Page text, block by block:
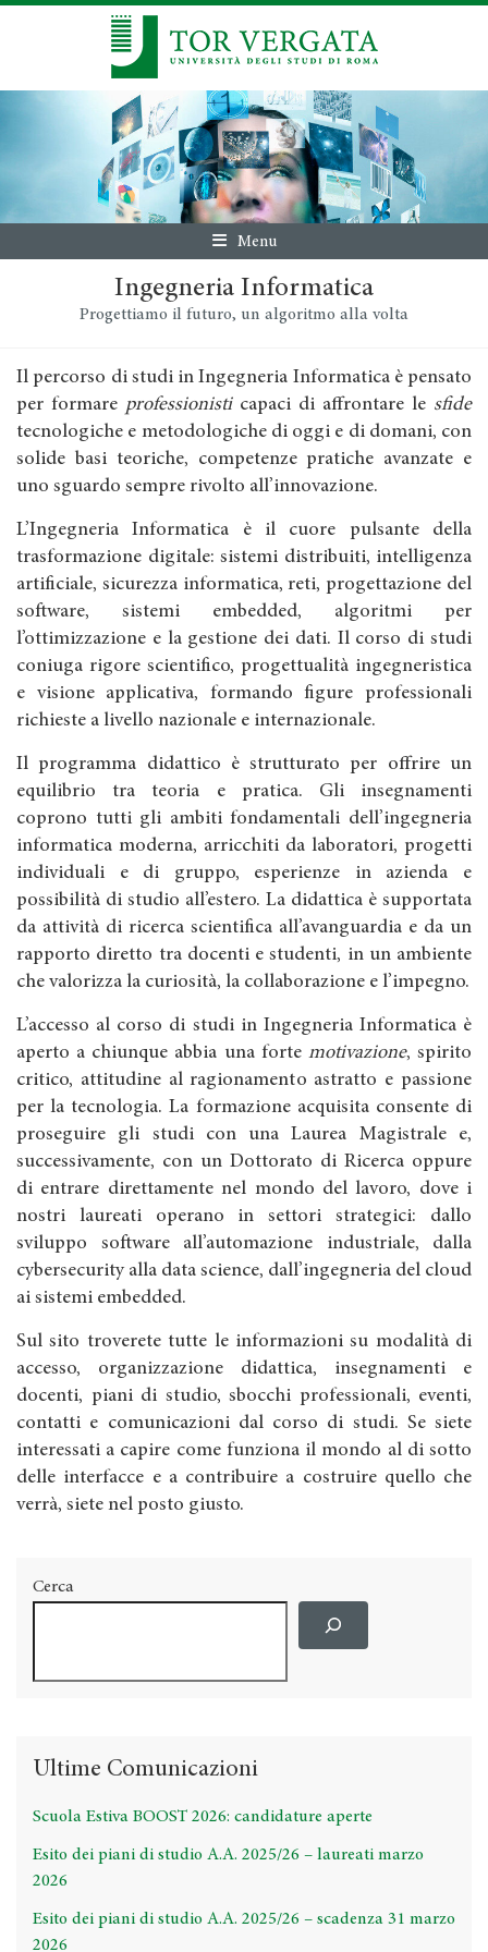
Menu
Ingegneria Informatica
Progettiamo il futuro, un algoritmo alla volta
Il percorso di studi in Ingegneria Informatica è pensato
per formare professionisticapaci di affrontare le sfide
tecnologiche e metodologiche di oggi e di domani, con
solide basi teoriche, competenze pratiche avanzate e
uno sguardo sempre rivolto all’innovazione.
L’Ingegneria Informatica è il cuore pulsante della
trasformazione digitale: sistemi distribuiti, intelligenza
artificiale, sicurezza informatica, reti, progettazione del
software, sistemi embedded, algoritmi per
l’ottimizzazione e la gestione dei dati. Il corso di studi
coniuga rigore scientifico, progettualità ingegneristica
e visione applicativa, formando figure professionali
richieste a livello nazionale e internazionale.
Il programma didattico è strutturato per offrire un
equilibrio tra teoria e pratica. Gli insegnamenti
coprono tutti gli ambiti fondamentali dell’ingegneria
informatica moderna, arricchiti da laboratori, progetti
individuali e di gruppo, esperienze in azienda e
possibilità di studio all’estero. La didattica è supportata
da attività di ricerca scientifica all’avanguardia e da un
rapporto diretto tra docenti e studenti, in un ambiente
che valorizza la curiosità, la collaborazione e l’impegno.
L’accesso al corso di studi in Ingegneria Informatica è
aperto a chiunque abbia una forte motivazione, spirito
critico, attitudine al ragionamento astratto e passione
per la tecnologia. La formazione acquisita consente di
proseguire gli studi con una Laurea Magistrale e,
successivamente, con un Dottorato di Ricerca oppure
di entrare direttamente nel mondo del lavoro, dove i
nostri laureati operano in settori strategici: dallo
sviluppo software all’automazione industriale, dalla
cybersecurity alla data science, dall’ingegneria del cloud
ai sistemi embedded.
Sul sito troverete tutte le informazioni su modalità di
accesso, organizzazione didattica, insegnamenti e
docenti, piani di studio, sbocchi professionali, eventi,
contatti e comunicazioni dal corso di studi. Se siete
interessati a capire come funziona il mondo al di sotto
delle interfacce e a contribuire a costruire quello che
verrà, siete nel posto giusto.
Cerca
Ultime Comunicazioni
Scuola Estiva BOOST 2026: candidature aperte
Esito dei piani di studio A.A. 2025/26 – laureati marzo
2026
Esito dei piani di studio A.A. 2025/26 – scadenza 31 marzo
2026